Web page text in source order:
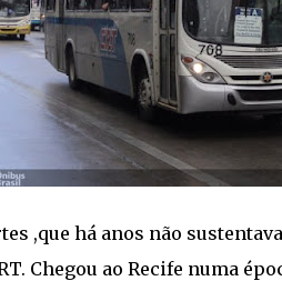
,que há anos não
Chegou ao Recife numa